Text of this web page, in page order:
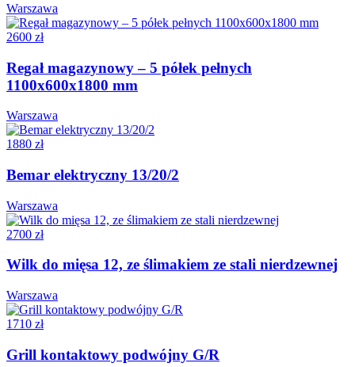
Warszawa
2600 zł
Regał magazynowy – 5 półek pełnych
1100x600x1800 mm
Warszawa
1880 zł
Bemar elektryczny 13/20/2
Warszawa
2700 zł
Wilk do mięsa 12, ze ślimakiem ze stali nierdzewnej
Warszawa
1710 zł
Grill kontaktowy podwójny G/R